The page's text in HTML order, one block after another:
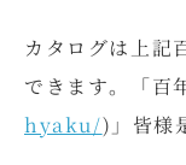
カタログは上記
できます。「百
hyaku/)」皆様